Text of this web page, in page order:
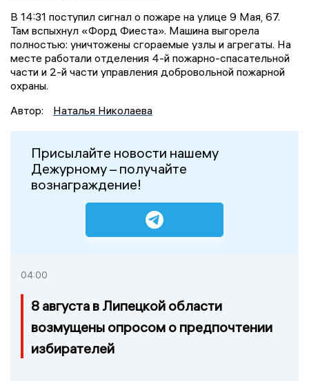
В 14:31 поступил сигнал о пожаре на улице 9 Мая, 67.
Там вспыхнул «Форд Фиеста». Машина выгорела
полностью: уничтожены сгораемые узлы и агрегаты. На
месте работали отделения 4-й пожарно-спасательной
части и 2-й части управления добровольной пожарной
охраны.
Автор:
Наталья Николаева
Присылайте новости нашему
Дежурному – получайте
вознаграждение!
04:00
8 августа в Липецкой области
возмущены опросом о предпочтении
избирателей